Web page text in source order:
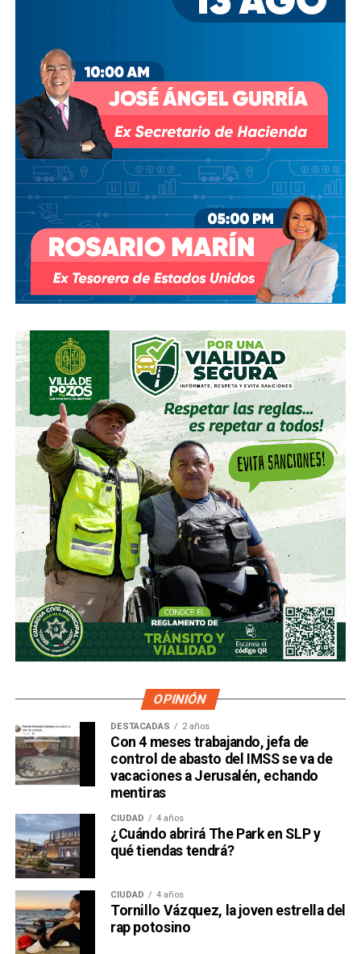
modificar el contrato se han hecho sin haber
Agua abrió un expediente que no avanzó pese a 350 mil
afectados y una queja de oficio de la Comisión Estatal de
Derechos Humanos; en abril de 2023, el entonces
presidenteAndrés Manuel López Obradorrespondió a
una petición del gobernador Ricardo Gallardo Cardona con
un “a lo mejor se lo cambiamos” que no derivó en ningún
trámite documentado; y desde 2025, la Comisión Nacional
del Agua asegura estar “evaluando” el retiro de la
concesión, hasta el momento, sin resolución.
También lee:Diputada pide poner un alto a la empresa de
El Realito
OPINIÓN
DESTACADAS 2 años
Con 4 meses trabajando, jefa de
control de abasto del IMSS se va de
vacaciones a Jerusalén, echando
mentiras
CIUDAD 4 años
¿Cuándo abrirá The Park en SLP y
qué tiendas tendrá?
CIUDAD 4 años
Tornillo Vázquez, la joven estrella del
rap potosino